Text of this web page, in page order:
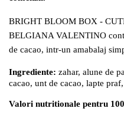
BRIGHT BLOOM BOX -
BELGIANA VALENTINO
de cacao, intr-un amabalaj
Ingrediente: zahar, alune de
cacao, unt de cacao, lapte
Valori nutritionale pentru